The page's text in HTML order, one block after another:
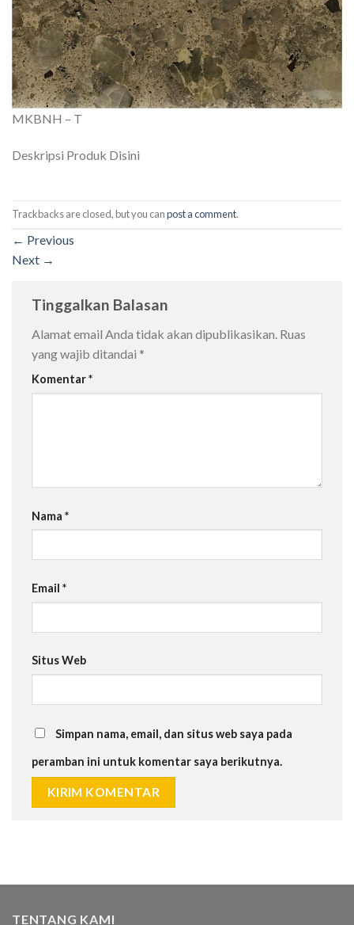
MKBNH – T
Deskripsi Produk Disini
Trackbacks are closed, but you canpost a comment.
← Previous
Next →
Tinggalkan Balasan
Alamat email Anda tidak akan dipublikasikan. Ruas
yang wajib ditandai *
Komentar*
Nama *
Email *
Situs Web
Simpan nama, email, dan situs web saya pada
peramban ini untuk komentar saya berikutnya.
TENTANG KAMI